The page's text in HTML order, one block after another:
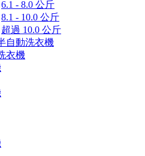
6.1 - 8.0 公斤
8.1 - 10.0 公斤
超過 10.0 公斤
自動洗衣機
衣機